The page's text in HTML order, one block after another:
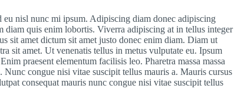
nisl nunc mi ipsum. Adipiscing diam donec adipiscing
quis enim lobortis. Viverra adipiscing at in tellus integer
sit amet dictum sit amet justo donec enim diam. Diam ut
sit amet. Ut venenatis tellus in metus vulputate eu. Ipsum
praesent elementum facilisis leo. Pharetra massa massa
congue nisi vitae suscipit tellus mauris a. Mauris cursus
consequat mauris nunc congue nisi vitae suscipit tellus